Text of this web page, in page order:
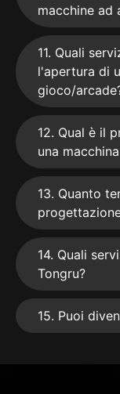
macchine ad
11. Quali
l'apertura di
gioco/
12. Qual è il
una
13. Quanto
14. Quali
Tongru?
15. Puoi